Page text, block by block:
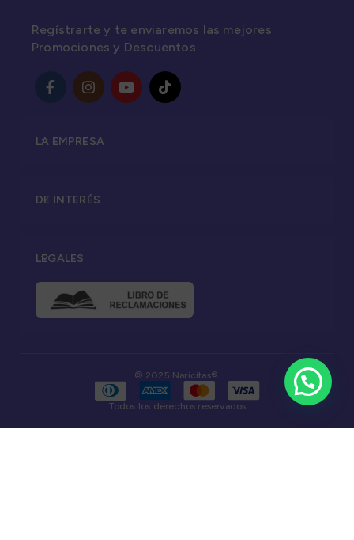
Regístrarte y te enviaremos las mejores
Promociones y Descuentos
LA EMPRESA
DE INTERÉS
LEGALES
© 2025 Naricitas®.
Todos los derechos reservados